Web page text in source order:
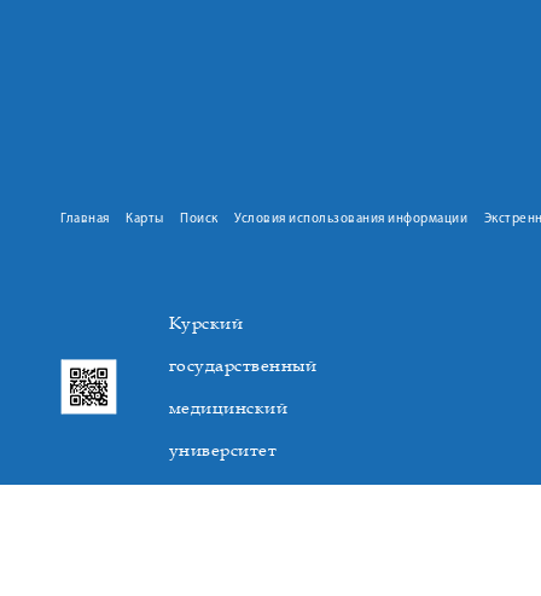
Главная Карты Поиск Условия использования информации
Курский
государственный
медицинский
университет